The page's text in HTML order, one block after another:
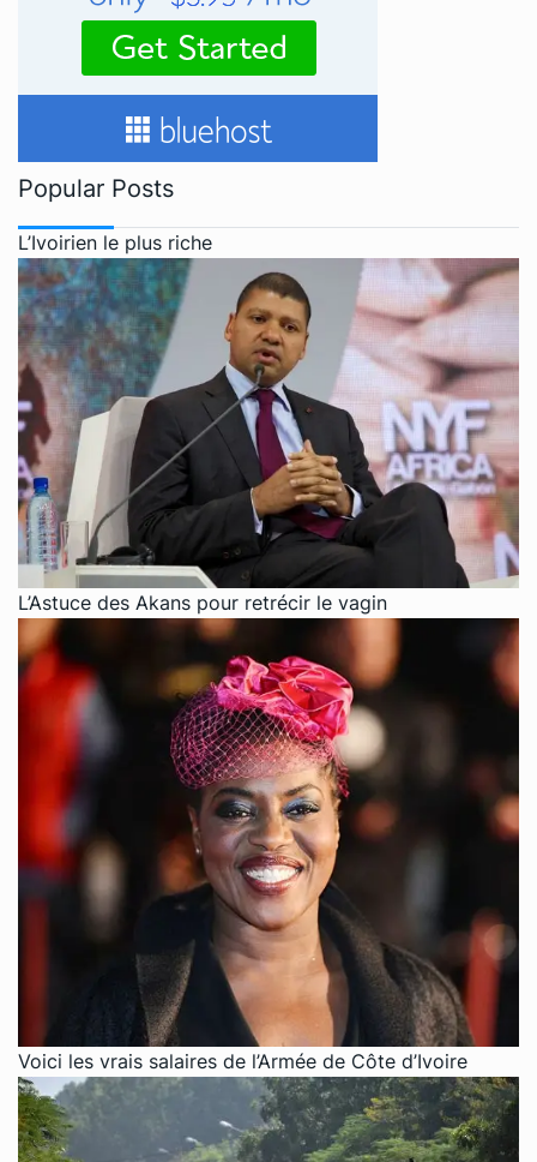
Popular Posts
L’Ivoirien le plus riche
L’Astuce des Akans pour retrécir le vagin
Voici les vrais salaires de l’Armée de Côte d’Ivoire